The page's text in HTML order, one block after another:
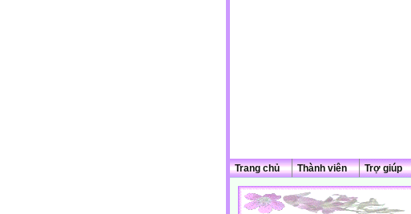
Trang chủ Thành viên Trợ giúp